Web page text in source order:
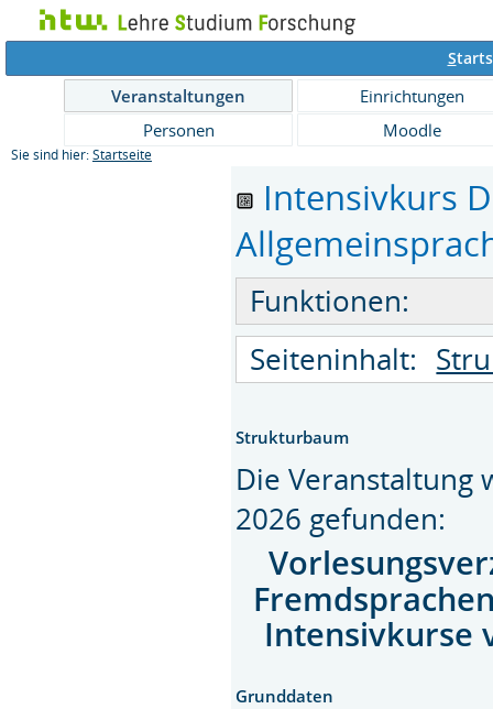
S
Veranstaltungen
Einrichtungen
Personen
Moodle
Sie sind hier: Startseite
Intensivkurs
Funktionen:
Seiteninhalt:
Strukturbaum
Die Veranstaltung
2026 gefunden:
Intensivkurse
Grunddaten